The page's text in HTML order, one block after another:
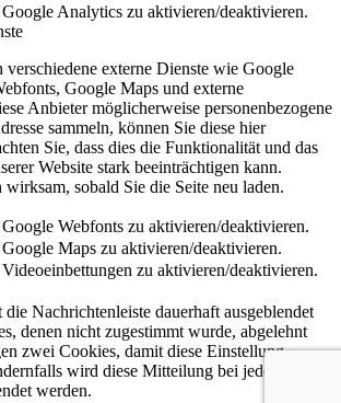
Analytics zu aktivieren/deaktivieren.
externe Dienste wie Google
Google Maps und externe
Anbieter möglicherweise personenbezogene
sammeln, können Sie diese hier
Sie, dass dies die Funktionalität und das
Website stark beeinträchtigen kann.
sobald Sie die Seite neu laden.
Webfonts zu aktivieren/deaktivieren.
Maps zu aktivieren/deaktivieren.
zu aktivieren/deaktivieren.
Nachrichtenleiste dauerhaft ausgeblendet
denen nicht zugestimmt wurde, abgelehnt
zwei Cookies, damit diese Einstellung
wird diese Mitteilung bei jedem
werden.